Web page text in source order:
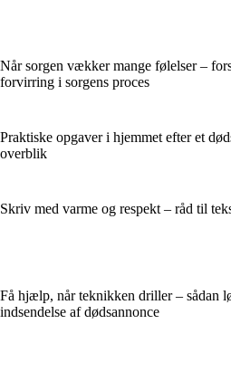
Når sorgen vækker mange følelser –
forvirring i sorgens proces
Praktiske opgaver i hjemmet efter et
overblik
Skriv med varme og respekt – råd til
Få hjælp, når teknikken driller – sådan
indsendelse af dødsannonce